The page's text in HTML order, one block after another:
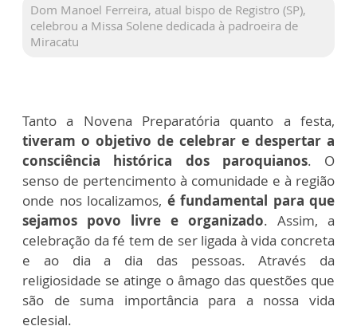
Dom Manoel Ferreira, atual bispo de Registro (SP),
celebrou a Missa Solene dedicada à padroeira de
Miracatu
Tanto a Novena Preparatória quanto a festa,
tiveram o objetivo de celebrar e despertar a
consciência histórica dos paroquianos. O
senso de pertencimento à comunidade e à região
onde nos localizamos, é fundamental para que
sejamos povo livre e organizado. Assim, a
celebração da fé tem de ser ligada à vida concreta
e ao dia a dia das pessoas. Através da
religiosidade se atinge o âmago das questões que
são de suma importância para a nossa vida
eclesial.